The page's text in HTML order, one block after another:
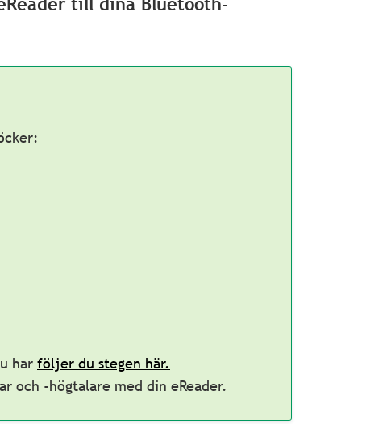
till dina Bluetooth-
har följer du stegen här.
och -högtalare med din eReader.